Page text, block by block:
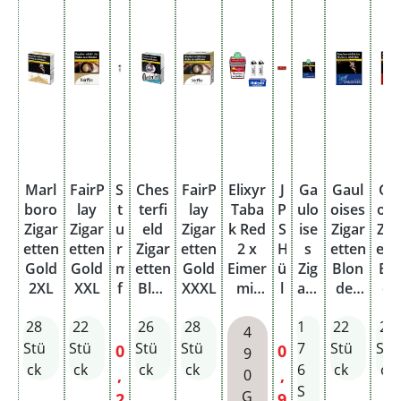
Marl
boro
Zigar
etten
Gold
2XL
28
Stü
ck
FairP
lay
Zigar
etten
Gold
XXL
22
Stü
ck
S
t
u
r
m
f
e
z
Verkaufspreis:
0
,
Ches
terfi
eld
Zigar
etten
Blue
26
Stü
ck
FairP
lay
Zigar
etten
Gold
XXXL
28
Stü
ck
Elixyr
Taba
k Red
2 x
Eimer
mit
baren
Filter
hülse
n
4
9
0
G
J
P
S
H
ü
l
n
0
Verkaufspreis:
0
,
Ga
ulo
ise
s
Zig
are
Blo
nd
es
1
7
6
S
Gaul
oises
Zigar
etten
Blon
des
XL
22
Stü
ck
22
Stü
ck